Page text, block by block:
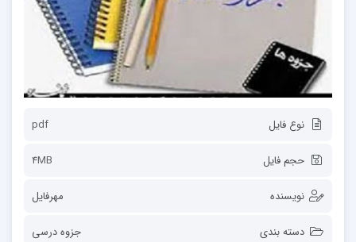
نوع فایل pdf
حجم فایل 4MB
نویسنده مهرفایل
دسته بندی جزوه درسی